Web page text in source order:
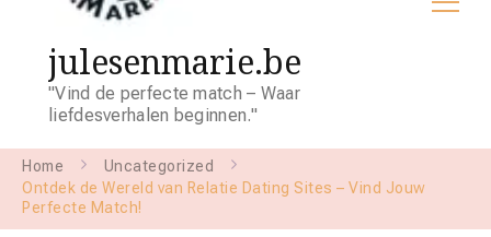
julesenmarie.be
"Vind de perfecte match – Waar
liefdesverhalen beginnen."
Home
Uncategorized
Ontdek de Wereld van Relatie Dating Sites – Vind Jouw
Perfecte Match!